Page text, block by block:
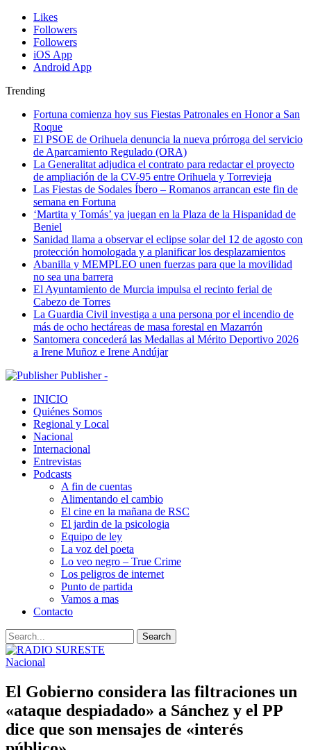
Likes
Followers
Followers
iOS App
Android App
Trending
Fortuna comienza hoy sus Fiestas Patronales en Honor a San
Roque
El PSOE de Orihuela denuncia la nueva prórroga del servicio
de Aparcamiento Regulado (ORA)
La Generalitat adjudica el contrato para redactar el proyecto
de ampliación de la CV-95 entre Orihuela y Torrevieja
Las Fiestas de Sodales Íbero – Romanos arrancan este fin de
semana en Fortuna
‘Martita y Tomás’ ya juegan en la Plaza de la Hispanidad de
Beniel
Sanidad llama a observar el eclipse solar del 12 de agosto con
protección homologada y a planificar los desplazamientos
Abanilla y MEMPLEO unen fuerzas para que la movilidad
no sea una barrera
El Ayuntamiento de Murcia impulsa el recinto ferial de
Cabezo de Torres
La Guardia Civil investiga a una persona por el incendio de
más de ocho hectáreas de masa forestal en Mazarrón
Santomera concederá las Medallas al Mérito Deportivo 2026
a Irene Muñoz e Irene Andújar
Publisher -
INICIO
Quiénes Somos
Regional y Local
Nacional
Internacional
Entrevistas
Podcasts
A fin de cuentas
Alimentando el cambio
El cine en la mañana de RSC
El jardin de la psicologia
Equipo de ley
La voz del poeta
Lo veo negro – True Crime
Los peligros de internet
Punto de partida
Vamos a mas
Contacto
Nacional
El Gobierno considera las filtraciones un
«ataque despiadado» a Sánchez y el PP
dice que son mensajes de «interés